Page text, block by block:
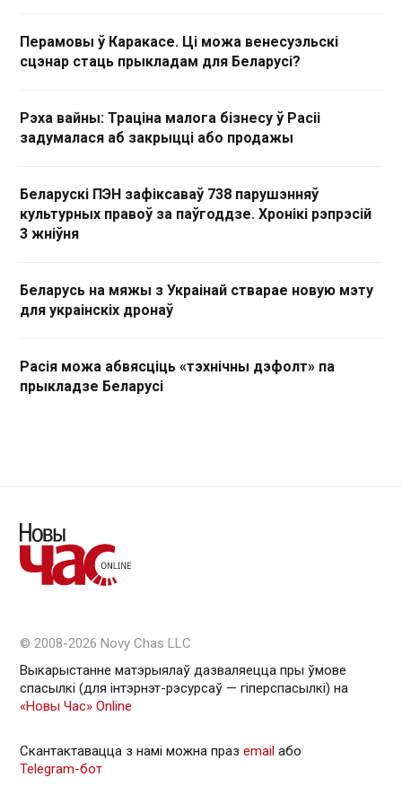
Перамовы ў Каракасе. Ці можа венесуэльскі
сцэнар стаць прыкладам для Беларусі?
Рэха вайны: Траціна малога бізнесу ў Расіі
задумалася аб закрыцці або продажы
Беларускі ПЭН зафіксаваў 738 парушэнняў
культурных правоў за паўгоддзе. Хронікі рэпрэсій
3 жніўня
Беларусь на мяжы з Украінай стварае новую мэту
для украінскіх дронаў
Расія можа абвясціць «тэхнічны дэфолт» па
прыкладзе Беларусі
© 2008-2026 Novy Chas LLC
Выкарыстанне матэрыялаў дазваляецца пры ўмове
спасылкі (для інтэрнэт-рэсурсаў — гiперспасылкi) на
«Новы Час» Online
Скантактавацца з намі можна праз email або
Telegram-бот